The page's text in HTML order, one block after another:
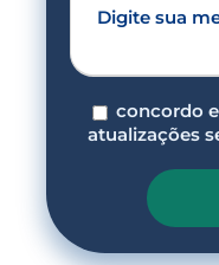
concordo
atualizações